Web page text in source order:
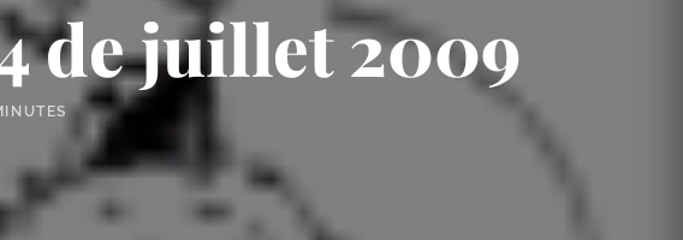
de juillet 2009